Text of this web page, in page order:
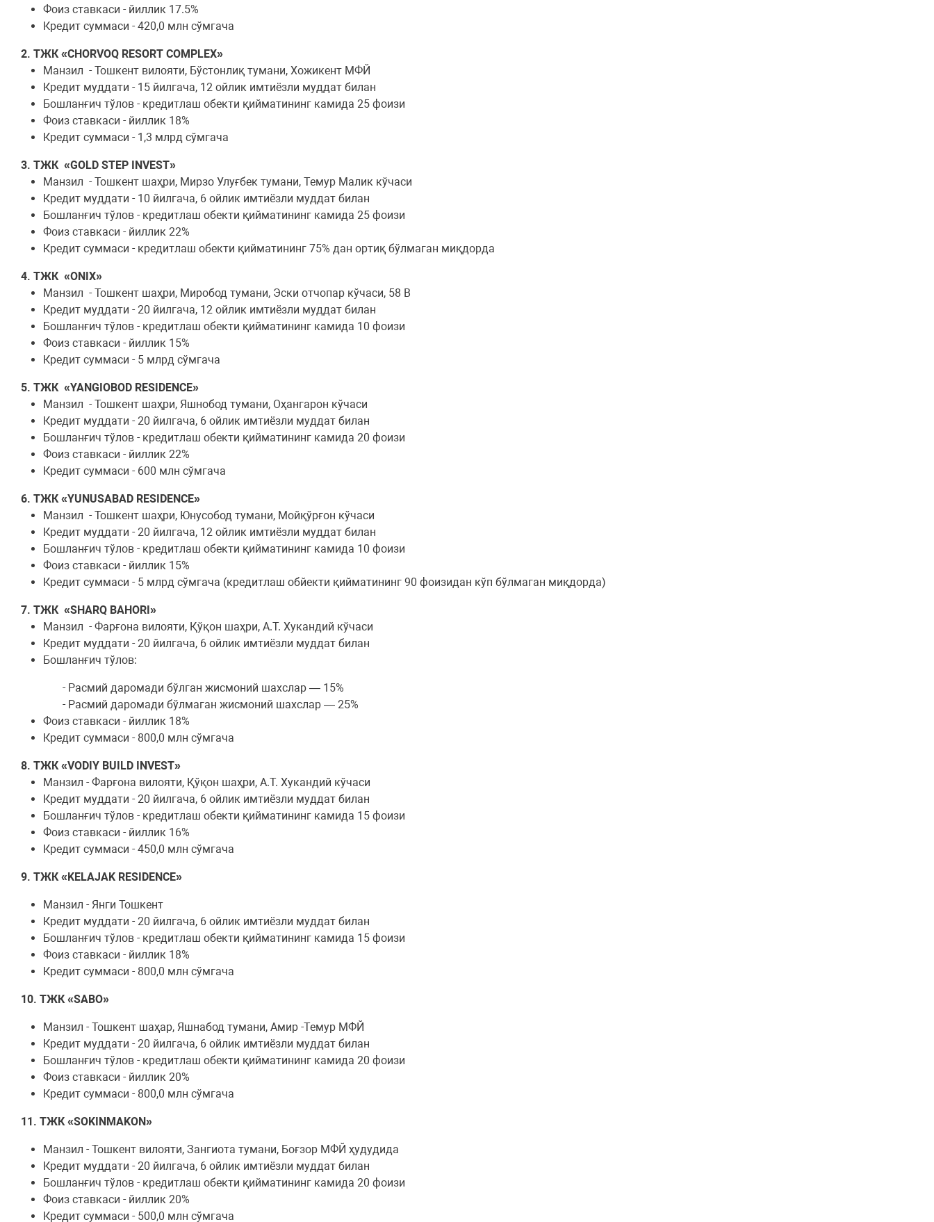
Фоиз ставкаси - йиллик 17.5%
Кредит суммаси - 420,0 млн сўмгача
2. ТЖК «CHORVOQ RESORT COMPLEX»
Манзил - Тошкент вилояти, Бўстонлиқ тумани, Хожикент МФЙ
Кредит муддати - 15 йилгача, 12 ойлик имтиёзли муддат билан
Бошланғич тўлов - кредитлаш обекти қийматининг камида 25 фоизи
Фоиз ставкаси - йиллик 18%
Кредит суммаси - 1,3 млрд сўмгача
3. ТЖК «GOLD STEP INVEST»
Манзил - Тошкент шаҳри, Мирзо Улуғбек тумани, Темур Малик кўчаси
Кредит муддати - 10 йилгача, 6 ойлик имтиёзли муддат билан
Бошланғич тўлов - кредитлаш обекти қийматининг камида 25 фоизи
Фоиз ставкаси - йиллик 22%
Кредит суммаси - кредитлаш обекти қийматининг 75% дан ортиқ бўлмаган миқдорда
4. ТЖК «ONIX»
Манзил - Тошкент шаҳри, Миробод тумани, Эски отчопар кўчаси, 58 В
Кредит муддати - 20 йилгача, 12 ойлик имтиёзли муддат билан
Бошланғич тўлов - кредитлаш обекти қийматининг камида 10 фоизи
Фоиз ставкаси - йиллик 15%
Кредит суммаси - 5 млрд сўмгача
5. ТЖК «YANGIOBOD RESIDENCE»
Манзил - Тошкент шаҳри, Яшнобод тумани, Оҳангарон кўчаси
Кредит муддати - 20 йилгача, 6 ойлик имтиёзли муддат билан
Бошланғич тўлов - кредитлаш обекти қийматининг камида 20 фоизи
Фоиз ставкаси - йиллик 22%
Кредит суммаси - 600 млн сўмгача
6. ТЖК «YUNUSABAD RESIDENCE»
Манзил - Тошкент шаҳри, Юнусобод тумани, Мойқўрғон кўчаси
Кредит муддати - 20 йилгача, 12 ойлик имтиёзли муддат билан
Бошланғич тўлов - кредитлаш обекти қийматининг камида 10 фоизи
Фоиз ставкаси - йиллик 15%
Кредит суммаси - 5 млрд сўмгача (кредитлаш обйекти қийматининг 90 фоизидан кўп бўлмаган миқдорда)
7. ТЖК «SHARQ BAHORI»
Манзил - Фарғона вилояти, Қўқон шаҳри, А.Т. Хукандий кўчаси
Кредит муддати - 20 йилгача, 6 ойлик имтиёзли муддат билан
Бошланғич тўлов:
- Расмий даромади бўлган жисмоний шахслар — 15%
- Расмий даромади бўлмаган жисмоний шахслар — 25%
Фоиз ставкаси - йиллик 18%
Кредит суммаси - 800,0 млн сўмгача
8. ТЖК «VODIY BUILD INVEST»
Манзил - Фарғона вилояти, Қўқон шаҳри, А.Т. Хукандий кўчаси
Кредит муддати - 20 йилгача, 6 ойлик имтиёзли муддат билан
Бошланғич тўлов - кредитлаш обекти қийматининг камида 15 фоизи
Фоиз ставкаси - йиллик 16%
Кредит суммаси - 450,0 млн сўмгача
9. ТЖК «KELAJAK RESIDENCE»
Манзил - Янги Тошкент
Кредит муддати - 20 йилгача, 6 ойлик имтиёзли муддат билан
Бошланғич тўлов - кредитлаш обекти қийматининг камида 15 фоизи
Фоиз ставкаси - йиллик 18%
Кредит суммаси - 800,0 млн сўмгача
10. ТЖК «SABO»
Манзил - Тошкент шаҳар, Яшнабод тумани, Амир -Темур МФЙ
Кредит муддати - 20 йилгача, 6 ойлик имтиёзли муддат билан
Бошланғич тўлов - кредитлаш обекти қийматининг камида 20 фоизи
Фоиз ставкаси - йиллик 20%
Кредит суммаси - 800,0 млн сўмгача
11. ТЖК «SOKINMAKON»
Манзил - Тошкент вилояти, Зангиота тумани, Боғзор МФЙ ҳудудида
Кредит муддати - 20 йилгача, 6 ойлик имтиёзли муддат билан
Бошланғич тўлов - кредитлаш обекти қийматининг камида 20 фоизи
Фоиз ставкаси - йиллик 20%
Кредит суммаси - 500,0 млн сўмгача